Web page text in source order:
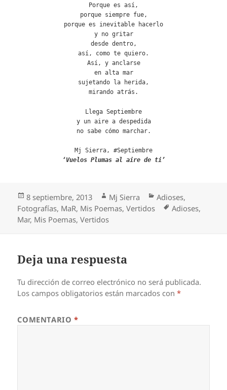
Porque es así,
porque siempre fue,
porque es inevitable hacerlo
y no gritar
desde dentro,
así, como te quiero.
Así, y anclarse
en alta mar
sujetando la herida,
mirando atrás.
Llega Septiembre
y un aire a despedida
no sabe cómo marchar.
Mj Sierra, #Septiembre
‘Vuelos Plumas al aire de ti’
Publicado
el
8 septiembre, 2013 Autor
Mj Sierra Categorías
Adioses,
Fotografías, MaR, Mis Poemas,Vertidos Etiquetas
Adioses,
Mar, Mis Poemas,Vertidos
Deja una respuesta
Tu dirección de correo electrónico no será publicada.
Los campos obligatorios están marcados con*
COMENTARIO *